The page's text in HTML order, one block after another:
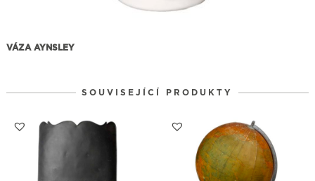
VÁZA AYNSLEY
SOUVISEJÍCÍ PRODUKTY